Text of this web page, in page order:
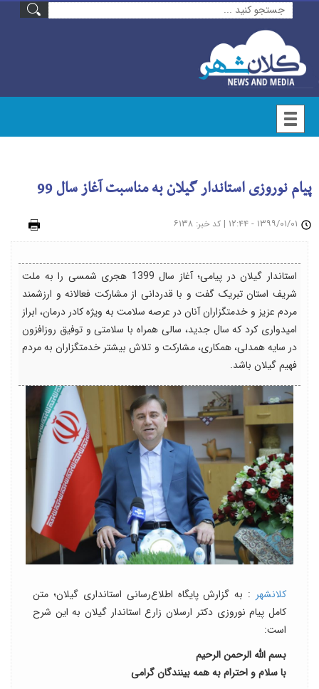
پیام نوروزی استاندار گیلان به مناسبت آغاز سال 99
| کد خبر: ۶۱۳۸
استاندار گیلان در پیامی؛ آغاز سال 1399 هجری شمسی را به ملت
شریف استان تبریک گفت و با قدردانی از مشارکت فعالانه و ارزشمند
مردم عزیز و خدمتگزاران آنان در عرصه سلامت به ویژه کادر درمان، ابراز
امیدواری کرد که سال جدید، سالی همراه با سلامتی و توفیق روزافزون
در سایه همدلی، همکاری، مشارکت و تلاش بیشتر خدمتگزاران به مردم
فهیم گیلان باشد.
کلانشهر : به گزارش پایگاه اطلاع‌رسانی استانداری گیلان؛ متن
کامل پیام نوروزی دکتر ارسلان زارع استاندار گیلان به این شرح
است:
بسم الله الرحمن الرحیم
با سلام و احترام به همه بینندگان گرامی